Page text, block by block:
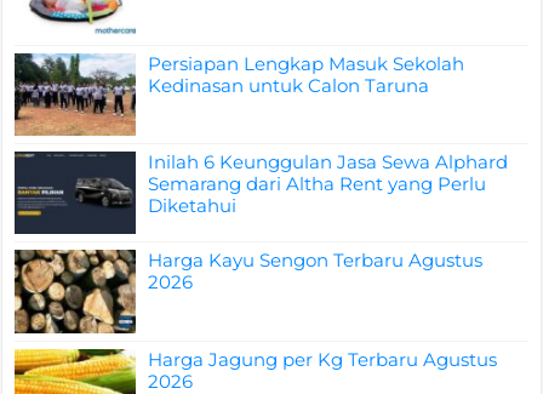
Persiapan Lengkap Masuk Sekolah
Kedinasan untuk Calon Taruna
Inilah 6 Keunggulan Jasa Sewa Alphard
Semarang dari Altha Rent yang Perlu
Diketahui
Harga Kayu Sengon Terbaru Agustus
2026
Harga Jagung per Kg Terbaru Agustus
2026